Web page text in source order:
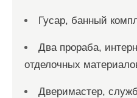
Гусар, банный
Два прораба,
отделочных
Дверимастер,